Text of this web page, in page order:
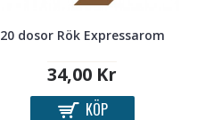
20 dosor Rök Expressarom
34,00 Kr
KÖP